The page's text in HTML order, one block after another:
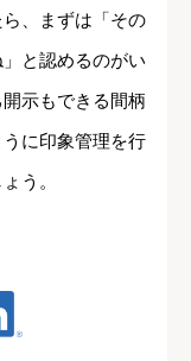
、まずは「その
と認めるのがい
示もできる間柄
に印象管理を行
う。